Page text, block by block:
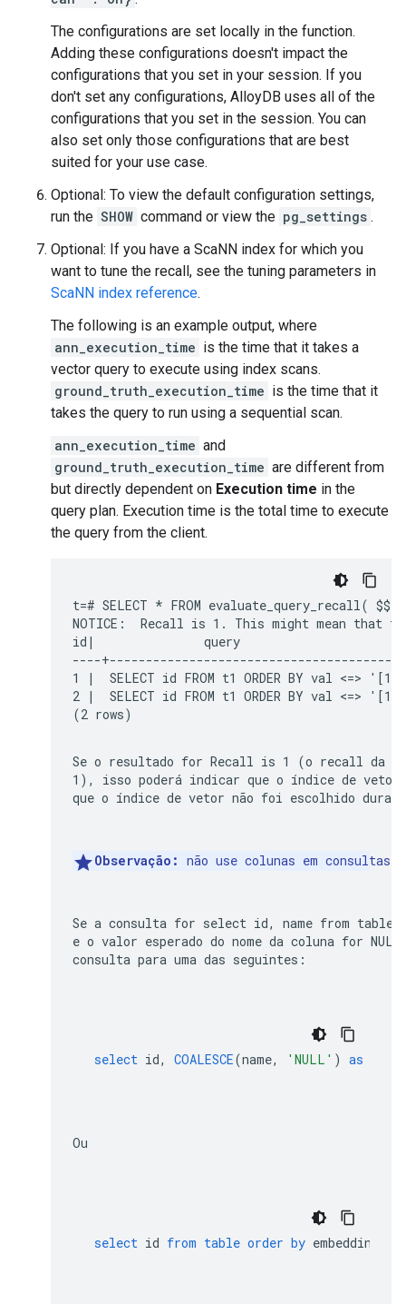
The configurations are set locally in the function.
Adding these configurations doesn't impact the
configurations that you set in your session. If you
don't set any configurations, AlloyDB uses all of the
configurations that you set in the session. You can
also set only those configurations that are best
suited for your use case.
Optional: To view the default configuration settings,
run the SHOW command or view the pg_settings .
Optional: If you have a ScaNN index for which you
want to tune the recall, see the tuning parameters in
ScaNN index reference.
The following is an example output, where
ann_execution_time is the time that it takes a
vector query to execute using index scans.
ground_truth_execution_time is the time that it
takes the query to run using a sequential scan.
ann_execution_time and
ground_truth_execution_time are different from
but directly dependent on Execution time in the
query plan. Execution time is the total time to execute
the query from the client.
t=# SELECT * FROM evaluate_query_recall(
NOTICE:  Recall is 1. This might mean that
id|               query
----
1 |  SELECT id FROM t1 ORDER BY val
2 |  SELECT id FROM t1 ORDER BY val
Se o resultado for Recall is 1
1 ), isso poderá indicar que o índice de vetor
que o índice de vetor não foi escolhido
Observação: não use colunas em
Se a consulta for select id, name from table
e o valor esperado do nome da coluna for NULL
consulta para uma das seguintes:
select id, COALESCE(name, 'NULL' ) as
Ou
select id from table order by embedding